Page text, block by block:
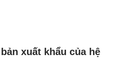
xuất khẩu của hệ